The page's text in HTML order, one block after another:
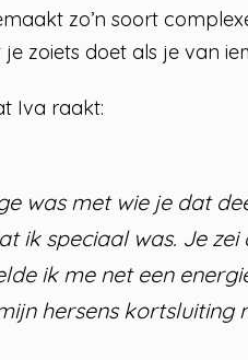
zo’n soort
zoiets doet als je van
Iva raakt:
was met wie je dat
ik speciaal was. Je
ik me net een
hersens kortsluiting